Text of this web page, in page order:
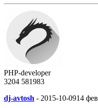
PHP-developer
3204 581983
dj-avtosh - 2015-10-0914